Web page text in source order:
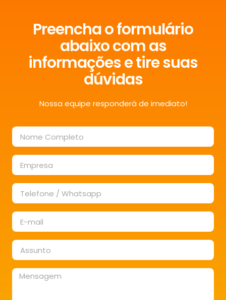
Preencha o formulário
abaixo com as
informações e tire suas
dúvidas
Nossa equipe responderá de imediato!